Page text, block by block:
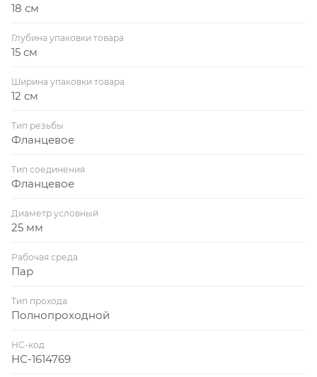
18 см
Глубина упаковки товара
15 см
Ширина упаковки товара
12 см
Тип резьбы
Фланцевое
Тип соединения
Фланцевое
Диаметр условный
25 мм
Рабочая среда
Пар
Тип прохода
Полнопроходной
НС-код
НС-1614769